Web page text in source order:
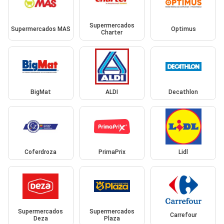
Supermercados MAS
Supermercados
Charter
Optimus
BigMat ALDI Decathlon
Coferdroza PrimaPrix Lidl
Supermercados
Deza
Supermercados
Plaza
Carrefour